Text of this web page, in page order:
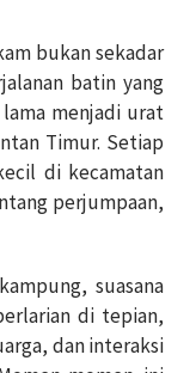
bukan sekadar
batin yang
menjadi urat
Timur. Setiap
di kecamatan
perjumpaan,
suasana
di tepian,
dan interaksi